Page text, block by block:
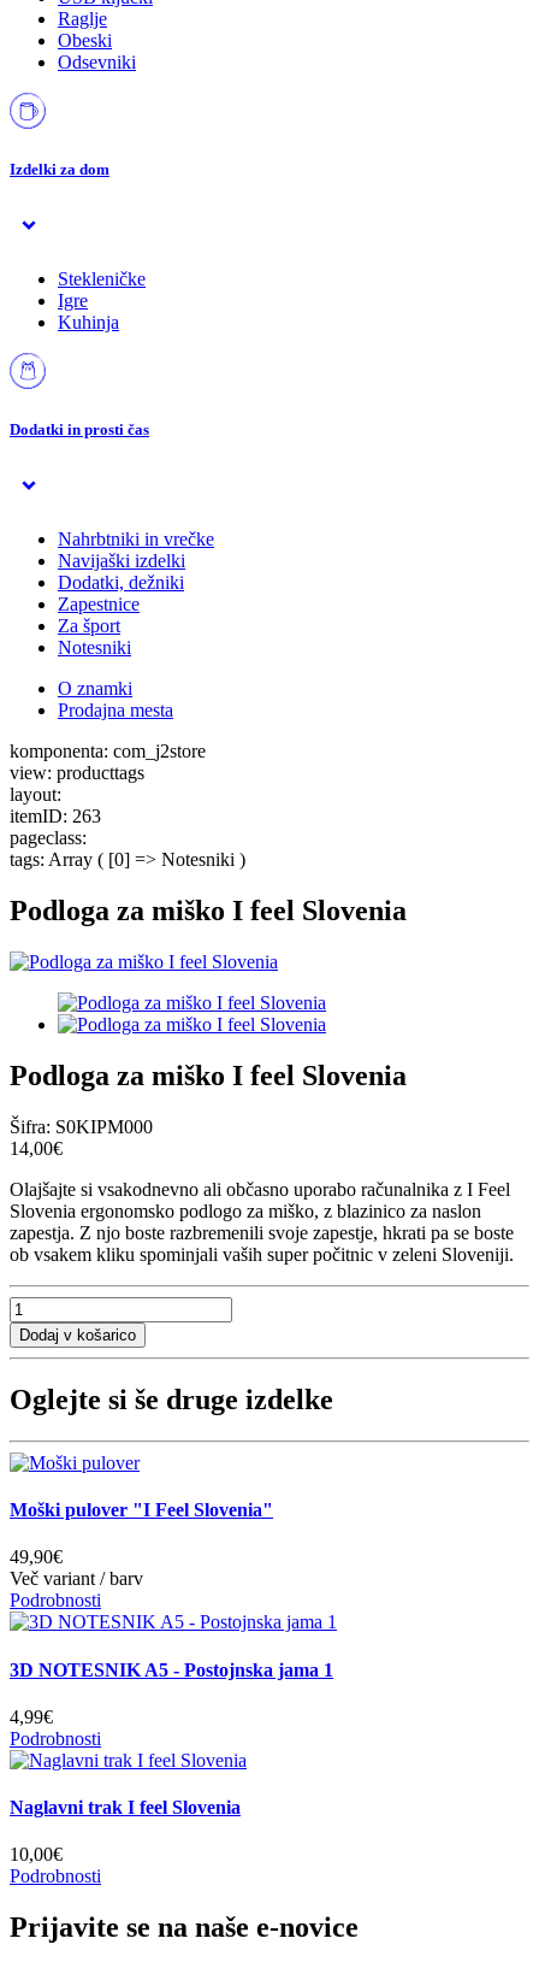
Raglje
Obeski
Odsevniki
Izdelki za dom
Stekleničke
Igre
Kuhinja
Dodatki in prosti čas
Nahrbtniki in vrečke
Navijaški izdelki
Dodatki, dežniki
Zapestnice
Za šport
Notesniki
O znamki
Prodajna mesta
komponenta: com_j2store
view: producttags
layout:
itemID: 263
pageclass:
tags: Array ( [0] => Notesniki )
Podloga za miško I feel Slovenia
Podloga za miško I feel Slovenia
Šifra: S0KIPM000
14,00€
Olajšajte si vsakodnevno ali občasno uporabo računalnika z I Feel
Slovenia ergonomsko podlogo za miško, z blazinico za naslon
zapestja. Z njo boste razbremenili svoje zapestje, hkrati pa se boste
ob vsakem kliku spominjali vaših super počitnic v zeleni Sloveniji.
Oglejte si še druge izdelke
Moški pulover "I Feel Slovenia"
49,90€
Več variant / barv
Podrobnosti
3D NOTESNIK A5 - Postojnska jama 1
4,99€
Podrobnosti
Naglavni trak I feel Slovenia
10,00€
Podrobnosti
Prijavite se na naše e-novice